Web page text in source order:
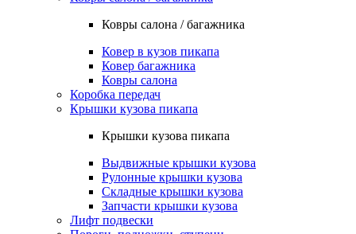
Ковры салона / багажника
Ковер в кузов пикапа
Ковер багажника
Ковры салона
Коробка передач
Крышки кузова пикапа
Крышки кузова пикапа
Выдвижные крышки кузова
Рулонные крышки кузова
Складные крышки кузова
Запчасти крышки кузова
Лифт подвески